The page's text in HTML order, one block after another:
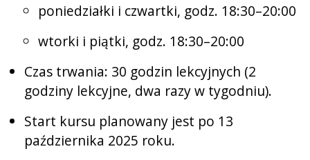
poniedziałki i czwartki, godz. 18:30–20:00
wtorki i piątki, godz. 18:30–20:00
Czas trwania: 30 godzin lekcyjnych (2
godziny lekcyjne, dwa razy w tygodniu).
Start kursu planowany jest po 13
października 2025 roku.